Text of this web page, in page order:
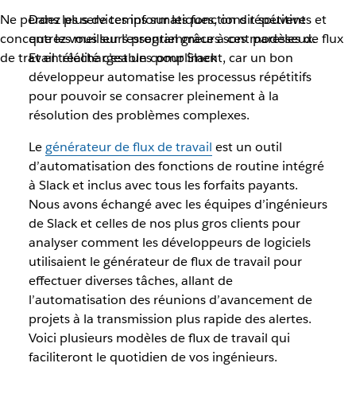
Ne perdez plus de temps sur les fonctions répétitives et
concentrez-vous sur l’essentiel grâce à ces modèles de flux
de travail téléchargeables pour Slack
Dans les services informatiques, on dit souvent
que les meilleurs programmeurs sont paresseux.
Et en réalité c’est un compliment, car un bon
développeur automatise les processus répétitifs
pour pouvoir se consacrer pleinement à la
résolution des problèmes complexes.
Legénérateur de flux de travail est un outil
d’automatisation des fonctions de routine intégré
à Slack et inclus avec tous les forfaits payants.
Nous avons échangé avec les équipes d’ingénieurs
de Slack et celles de nos plus gros clients pour
analyser comment les développeurs de logiciels
utilisaient le générateur de flux de travail pour
effectuer diverses tâches, allant de
l’automatisation des réunions d’avancement de
projets à la transmission plus rapide des alertes.
Voici plusieurs modèles de flux de travail qui
faciliteront le quotidien de vos ingénieurs.